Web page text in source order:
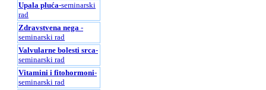
Upala pluća-seminarski
rad
Zdravstvena nega -
seminarski rad
Valvularne bolesti srca-
seminarski rad
Vitamini i fitohormoni-
seminarski rad